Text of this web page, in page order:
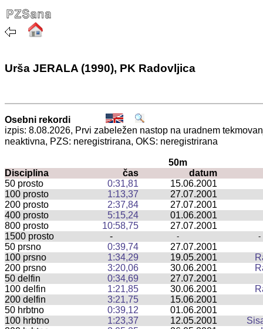
Urša JERALA (1990), PK Radovljica
Osebni rekordi
izpis: 8.08.2026, Prvi zabeležen nastop na uradnem
neaktivna, PZS: neregistrirana, OKS: neregistrirana
50m
Disciplina
čas
datum
50 prosto
0:31,81
15.06.2001
100 prosto
1:13,37
27.07.2001
200 prosto
2:37,84
27.07.2001
400 prosto
5:15,24
01.06.2001
800 prosto
10:58,75
27.07.2001
1500 prosto
- - -
50 prsno 0:39,74
27.07.2001
100 prsno
1:34,29 19.05.2001
200 prsno
3:20,06 30.06.2001
50 delfin
0:34,69
27.07.2001
100 delfin
1:21,85 30.06.2001
200 delfin
3:21,75
15.06.2001
50 hrbtno
0:39,12
01.06.2001
100 hrbtno
1:23,37 12.05.2001